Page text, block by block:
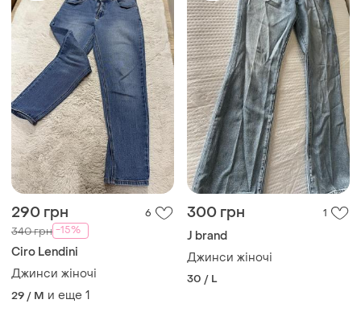
290 грн 6
340 грн -15%
Ciro Lendini
Джинси жіночі
29 / M и еще 1
300 грн 1
J brand
Джинси жіночі
30 / L